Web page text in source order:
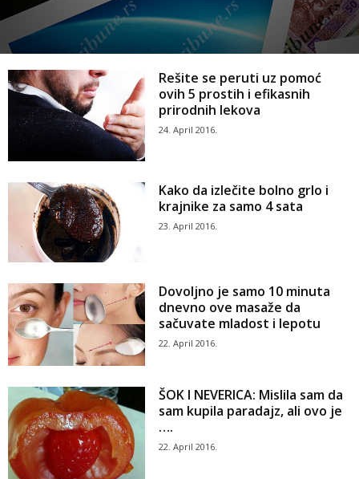
Rešite se peruti uz pomoć
ovih 5 prostih i efikasnih
prirodnih lekova
24. April 2016.
Kako da izlečite bolno grlo i
krajnike za samo 4 sata
23. April 2016.
Dovoljno je samo 10 minuta
dnevno ove masaže da
sačuvate mladost i lepotu
22. April 2016.
ŠOK I NEVERICA: Mislila sam da
sam kupila paradajz, ali ovo je
….
22. April 2016.